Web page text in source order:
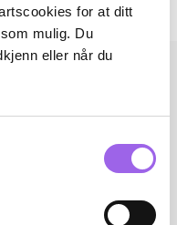
for at ditt
mulig. Du
eller når du